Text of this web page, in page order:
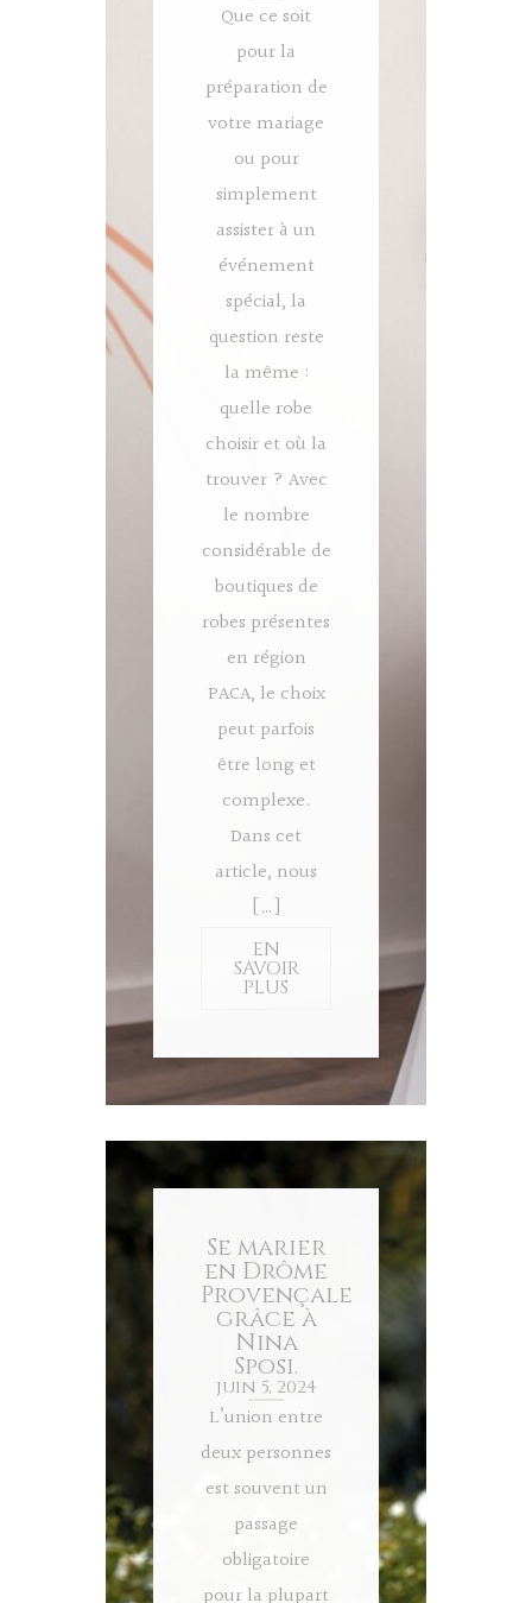
Que ce soit
pour la
préparation de
votre mariage
ou pour
simplement
assister à un
événement
spécial, la
question reste
la même :
quelle robe
choisir et où la
trouver ? Avec
le nombre
considérable de
boutiques de
robes présentes
en région
PACA, le choix
peut parfois
être long et
complexe.
Dans cet
article, nous
[…]
EN
SAVOIR
PLUS
Se marier
en Drôme
Provençale
grâce à
Nina
Sposi.
juin 5, 2024
L’union entre
deux personnes
est souvent un
passage
obligatoire
pour la plupart